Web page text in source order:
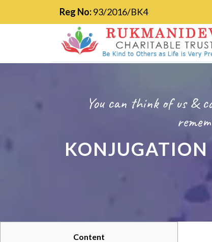
Reg No:93/2016/BK4
You can think of us &
Content